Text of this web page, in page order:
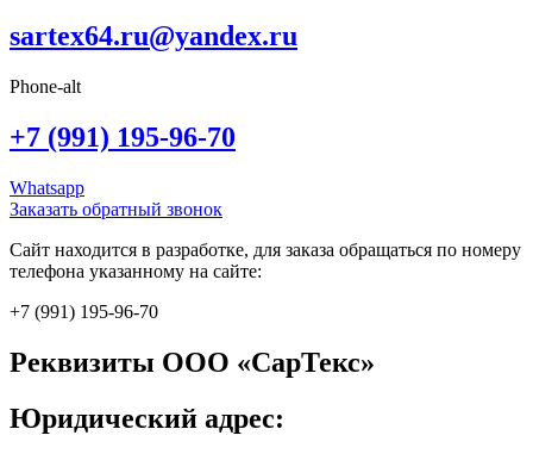
sartex64.ru@yandex.ru
Phone-alt
+7 (991) 195-96-70
Whatsapp
Заказать обратный звонок
Сайт находится в разработке, для заказа обращаться по номеру
телефона указанному на сайте:
+7 (991) 195-96-70
Реквизиты ООО «СарТекс»
Юридический адрес: